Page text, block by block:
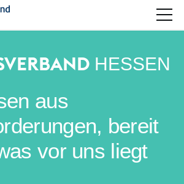
HESSEN
aus
bereit
vor uns liegt